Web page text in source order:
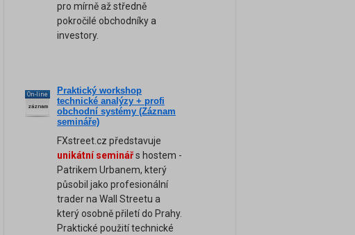
pro mírně až středně
pokročilé obchodníky a
investory.
On-line
záznam
Praktický workshop
technické analýzy + profi
obchodní systémy (Záznam
semináře)
FXstreet.cz představuje
unikátní seminářs hostem -
Patrikem Urbanem, který
působil jako profesionální
trader na Wall Streetu a
který osobně přiletí do Prahy.
Praktické použití technické